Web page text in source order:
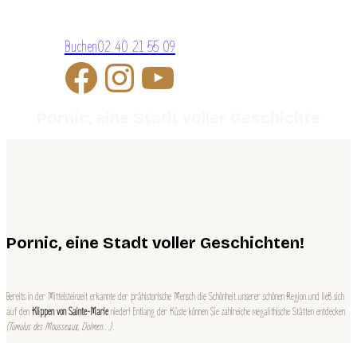
Buchen02 40 21 55 09
Pornic, eine Stadt voller Geschichten!
Bereits in der Mittelsteinzeit erkannte der prähistorische Mensch die Schönheit unserer schönen Region und ließ sich
auf denKlippen von Sainte-Marienieder! Entlang der Küste können Sie zahlreiche megalithische Stätten entdecken
(Tumulus des Mousseaux, Dolmen…).